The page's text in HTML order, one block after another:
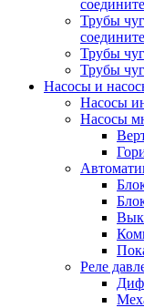
Трубы
Трубы
Трубы
Насосы и
Насосы
Насосы
Реле